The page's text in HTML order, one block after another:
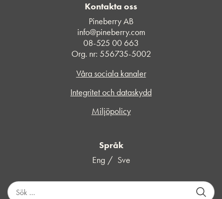
Kontakta oss
Pineberry AB
info@pineberry.com
08-525 00 663
Org. nr: 556735-5002
Våra sociala kanaler
Integritet och dataskydd
Miljöpolicy
Språk
Eng
Sve
S
ö